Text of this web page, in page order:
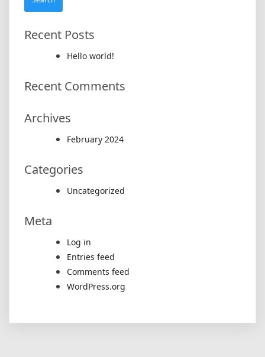
Recent Posts
Hello world!
Recent Comments
Archives
February 2024
Categories
Uncategorized
Meta
Log in
Entries feed
Comments feed
WordPress.org